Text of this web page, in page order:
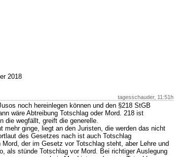
2018
tagesschauder, 11:51h
noch hereinlegen können und den §218 StGB
wäre Abtreibung Totschlag oder Mord. 218 ist
die wegfällt, greift die generelle.
mehr ginge, liegt an den Juristen, die werden das nicht
des Gesetzes nach ist auch Totschlag
der im Gesetz vor Totschlag steht, aber Lehre und
als stünde Totschlag vor Mord. Bei richtiger Auslegung